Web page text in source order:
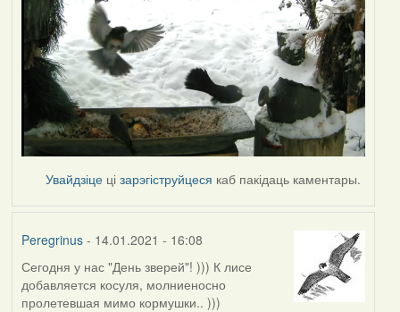
Увайдзіце цізарэгіструйцеся каб пакідаць каментары.
Peregrinus- 14.01.2021 - 16:08
Сегодня у нас "День зверей"! ))) К лисе
добавляется косуля, молниеносно
пролетевшая мимо кормушки.. )))